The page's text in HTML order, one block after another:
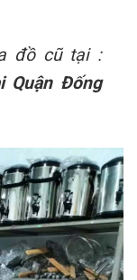
đồ cũ tại :
Quận Đống